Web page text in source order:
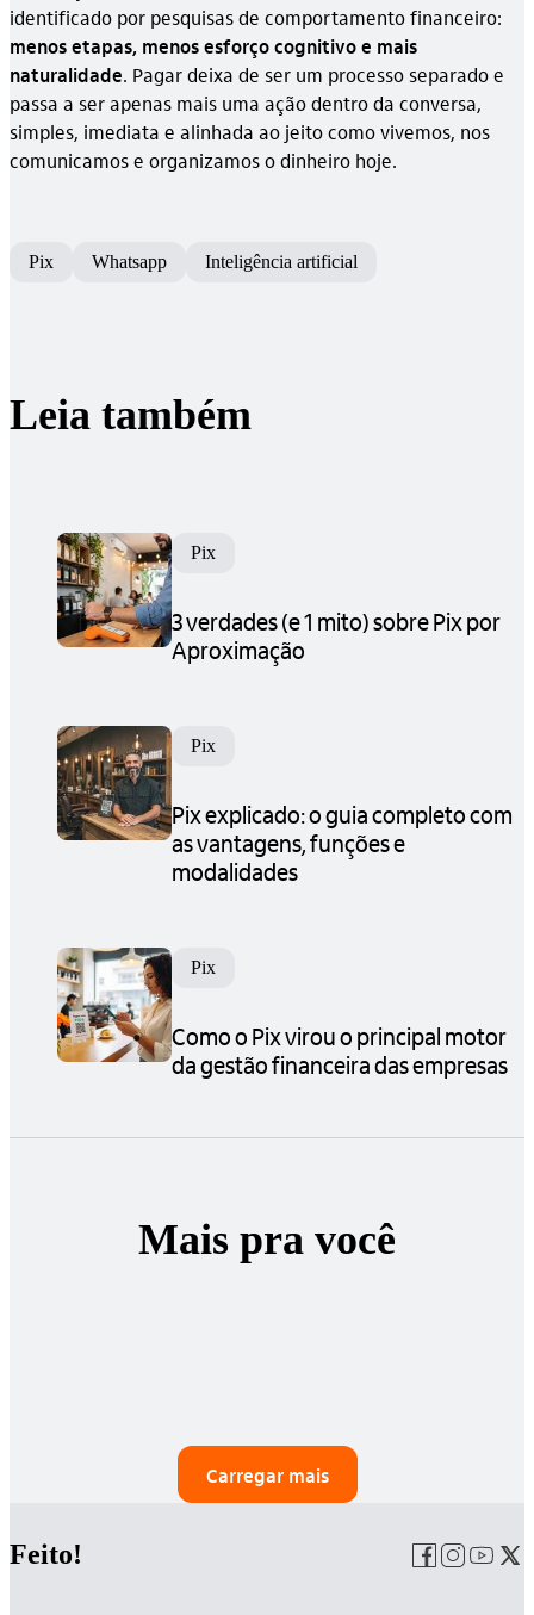
identificado por pesquisas de comportamento financeiro:
menos etapas, menos esforço cognitivo e mais
naturalidade. Pagar deixa de ser um processo separado e
passa a ser apenas mais uma ação dentro da conversa,
simples, imediata e alinhada ao jeito como vivemos, nos
comunicamos e organizamos o dinheiro hoje.
Pix Whatsapp Inteligência artificial
Leia também
Pix
3 verdades (e 1 mito) sobre Pix por
Aproximação
Pix
Pix explicado: o guia completo com
as vantagens, funções e
modalidades
Pix
Como o Pix virou o principal motor
da gestão financeira das empresas
Mais pra você
Carregar mais
Feito!